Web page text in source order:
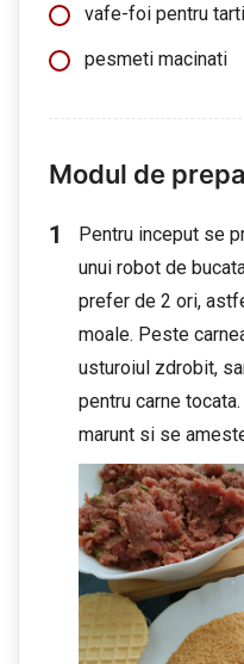
vafe-foi pentru
pesmeti macinati
Modul de
Pentru inceput se
unui robot de
prefer de 2 ori,
moale. Peste
usturoiul zdrobit,
pentru carne
marunt si se